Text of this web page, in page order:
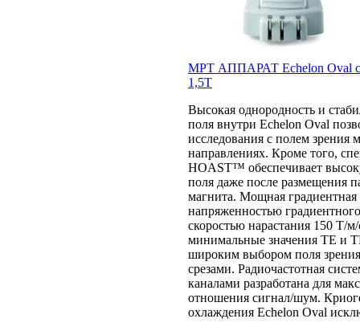
МРТ АППАРАТ Echelon Oval
1,5Т
Высокая однородность и
поля внутри Echelon Oval
исследования с полем зрения
направлениях. Кроме того,
HOAST™ обеспечивает
поля даже после размещения
магнита. Мощная градиентная
напряженностью
скоростью нарастания 150 Т/м/
минимальные значения TE и
широким выбором поля
срезами. Радиочастотная
каналами разработана для
отношения сигнал/шум.
охлаждения Echelon Oval